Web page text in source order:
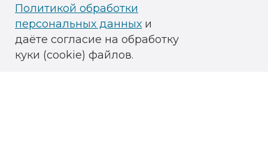
Политикой обработки
персональных данных и
даёте согласие на обработку
куки (cookie) файлов.